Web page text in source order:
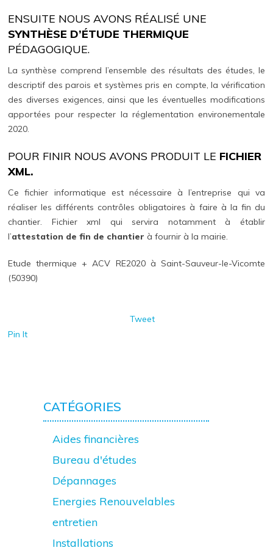
ENSUITE NOUS AVONS RÉALISÉ UNE
SYNTHÈSE D’ÉTUDE THERMIQUE
PÉDAGOGIQUE.
La synthèse comprend l’ensemble des résultats des études, le
descriptif des parois et systèmes pris en compte, la vérification
des diverses exigences, ainsi que les éventuelles modifications
apportées pour respecter la réglementation environementale
2020.
POUR FINIR NOUS AVONS PRODUIT LE FICHIER
XML.
Ce fichier informatique est nécessaire à l’entreprise qui va
réaliser les différents contrôles obligatoires à faire à la fin du
chantier. Fichier xml qui servira notamment à établir
l’attestation de fin de chantier à fournir à la mairie.
Etude thermique + ACV RE2020 à Saint-Sauveur-le-Vicomte
(50390)
Tweet
Pin It
CATÉGORIES
Aides financières
Bureau d'études
Dépannages
Energies Renouvelables
entretien
Installations